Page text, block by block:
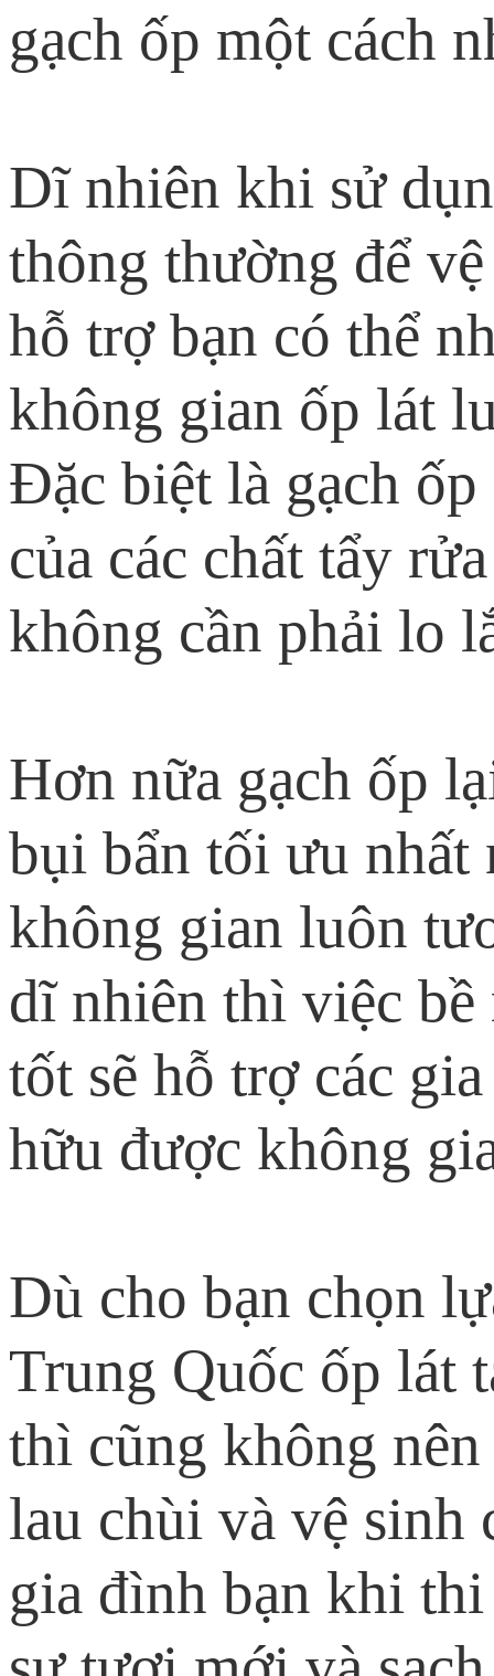
gạch ốp một cách
Dĩ nhiên khi sử
thông thường để
hỗ trợ bạn có thể
không gian ốp lát
Đặc biệt là gạch
của các chất tẩy
không cần phải lo
Hơn nữa gạch ốp
bụi bẩn tối ưu nhất
không gian luôn
dĩ nhiên thì việc bề
tốt sẽ hỗ trợ các
hữu được không
Dù cho bạn chọn
Trung Quốc ốp lát
thì cũng không
lau chùi và vệ sinh
gia đình bạn khi